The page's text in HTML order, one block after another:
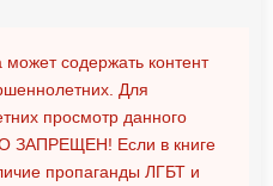
содержать контент
Для
просмотр данного
ЗАПРЕЩЕН! Если в книге
пропаганды ЛГБТ и